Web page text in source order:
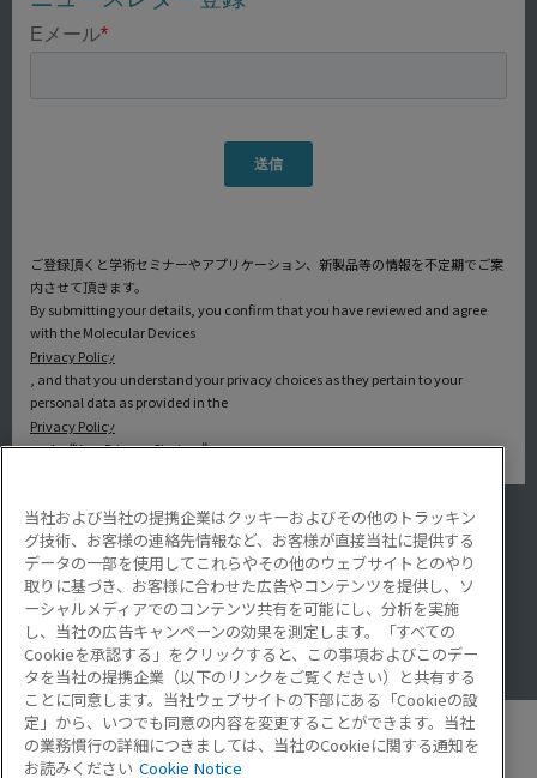
ご登録頂くと学術セミナーやアプリケーション、新製品等の情報を不定期でご案
内させて頂きます。
By submitting your details, you confirm that you have reviewed and agree
with the Molecular Devices
Privacy Policy
, and that you understand your privacy choices as they pertain to your
personal data as provided in the
Privacy Policy
under “Your Privacy Choices”.
アプリケーション
サービス・サポート
導入事例
Lab Note
アプリケーションノート
Resource Hub
Video Gallery
当社および当社の提携企業はクッキーおよびその他のトラッキン
グ技術、お客様の連絡先情報など、お客様が直接当社に提供する
データの一部を使用してこれらやその他のウェブサイトとのやり
取りに基づき、お客様に合わせた広告やコンテンツを提供し、ソ
ーシャルメディアでのコンテンツ共有を可能にし、分析を実施
し、当社の広告キャンペーンの効果を測定します。「すべての
Cookieを承認する」をクリックすると、この事項およびこのデー
タを当社の提携企業（以下のリンクをご覧ください）と共有する
ことに同意します。当社ウェブサイトの下部にある「Cookieの設
定」から、いつでも同意の内容を変更することができます。当社
の業務慣行の詳細につきましては、当社のCookieに関する通知を
お読みください Cookie Notice